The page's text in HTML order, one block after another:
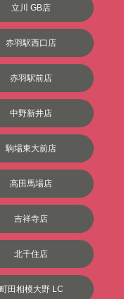
立川 GB店
赤羽駅西口店
赤羽駅前店
中野新井店
駒場東大前店
高田馬場店
吉祥寺店
北千住店
町田相模大野 LC